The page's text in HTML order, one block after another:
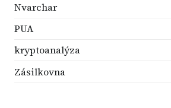
Nvarchar
PUA
kryptoanalýza
Zásilkovna